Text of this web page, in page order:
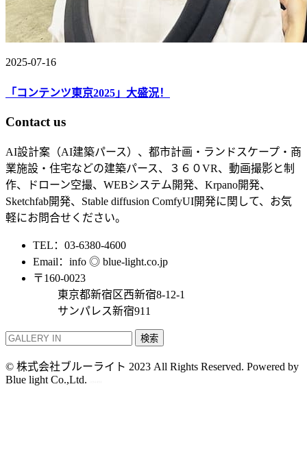
2025-07-16
「コンテンツ東京2025」大盛況！
Contact us
AI設計案（AI建築パース）、都市計画・ランドスケープ・商
業施設・住宅などの建築パース、３６０VR、動画撮影と制
作、ドローン空撮、WEBシステム開発、Krpano開発、
Sketchfab開発、Stable diffusion ComfyUI開発に関して、お気
軽にお問合せください。
TEL：03-6380-4600
Email：info ◎ blue-light.co.jp
〒160-0023
東京都新宿区西新宿8-12-1
サンパレス新宿911
検索
© 株式会社ブルーライト 2023 All Rights Reserved. Powered by
Blue light Co.,Ltd.